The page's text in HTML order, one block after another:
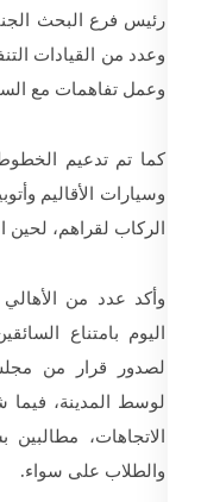
رئيس فرع البحث
وعدد من القيادات
وعمل تفاهمات مع
كما تم تدعيم
وسيارات الأقاليم
الركاب لقراهم، لحين
وأكد عدد من
اليوم بامتناع
لصدور قرار من
لوسط المدينة،
الاتجاهات،
والطلاب على سواء.